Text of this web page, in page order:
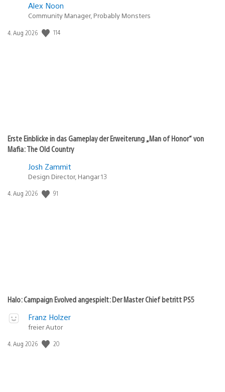
Alex Noon
Community Manager, Probably Monsters
Veröffentlichungsdatum:
4. Aug 2026 114
Erste Einblicke in das Gameplay der Erweiterung „Man of Honor“ von
Mafia: The Old Country
Josh Zammit
Design Director, Hangar 13
Veröffentlichungsdatum:
4. Aug 2026 91
Halo: Campaign Evolved angespielt: Der Master Chief betritt PS5
Franz Holzer
freier Autor
Veröffentlichungsdatum:
4. Aug 2026 20